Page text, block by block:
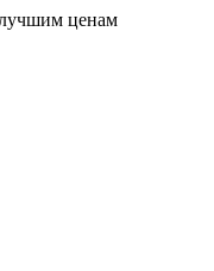
ценам